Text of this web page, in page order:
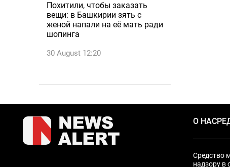
Похитили, чтобы заказать
вещи: в Башкирии зять с
женой напали на её мать ради
шопинга
30 August 12:20
О НАС
Средство
надзору в